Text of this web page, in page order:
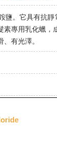
鹽。它具有抗
素專用乳化蠟，
有光澤。